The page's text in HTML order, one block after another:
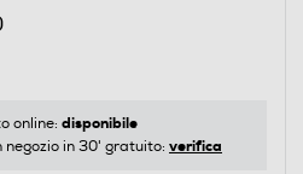
online: disponibile
negozio in 30' gratuito: verifica